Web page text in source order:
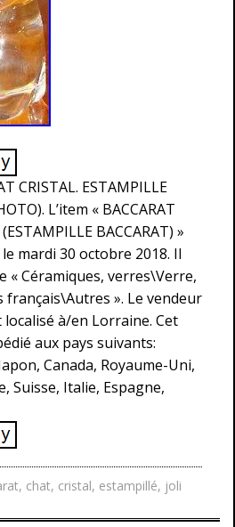
CRISTAL. ESTAMPILLE
L’item « BACCARAT
BACCARAT) »
mardi 30 octobre 2018. Il
« Céramiques, verres\Verre,
». Le vendeur
à/en Lorraine. Cet
aux pays suivants:
Canada, Royaume-Uni,
Suisse, Italie, Espagne,
, chat, cristal, estampillé, joli